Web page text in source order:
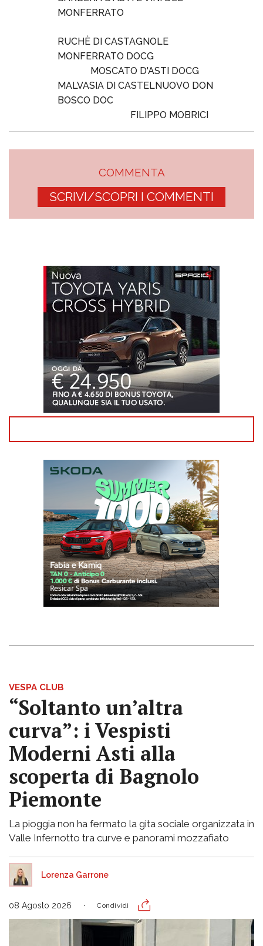
MONFERRATO
RUCHÈ DI CASTAGNOLE
MONFERRATO DOCG
MOSCATO D'ASTI DOCG
MALVASIA DI CASTELNUOVO DON
BOSCO DOC
FILIPPO MOBRICI
COMMENTA
SCRIVI/SCOPRI I COMMENTI
VESPA CLUB
“Soltanto un’altra
curva”: i Vespisti
Moderni Asti alla
scoperta di Bagnolo
Piemonte
La pioggia non ha fermato la gita sociale organizzata in
Valle Infernotto tra curve e panorami mozzafiato
Lorenza Garrone
08 Agosto 2026 Condividi